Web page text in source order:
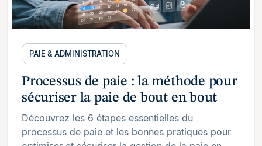
PAIE & ADMINISTRATION
Processus de paie : la méthode pour
sécuriser la paie de bout en bout
Découvrez les 6 étapes essentielles du
processus de paie et les bonnes pratiques pour